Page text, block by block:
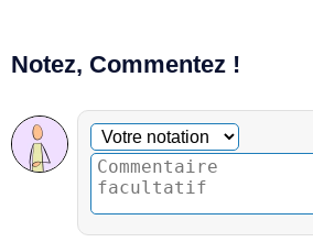
Notez, Commentez !
Commentaire facultatif
Votre notation